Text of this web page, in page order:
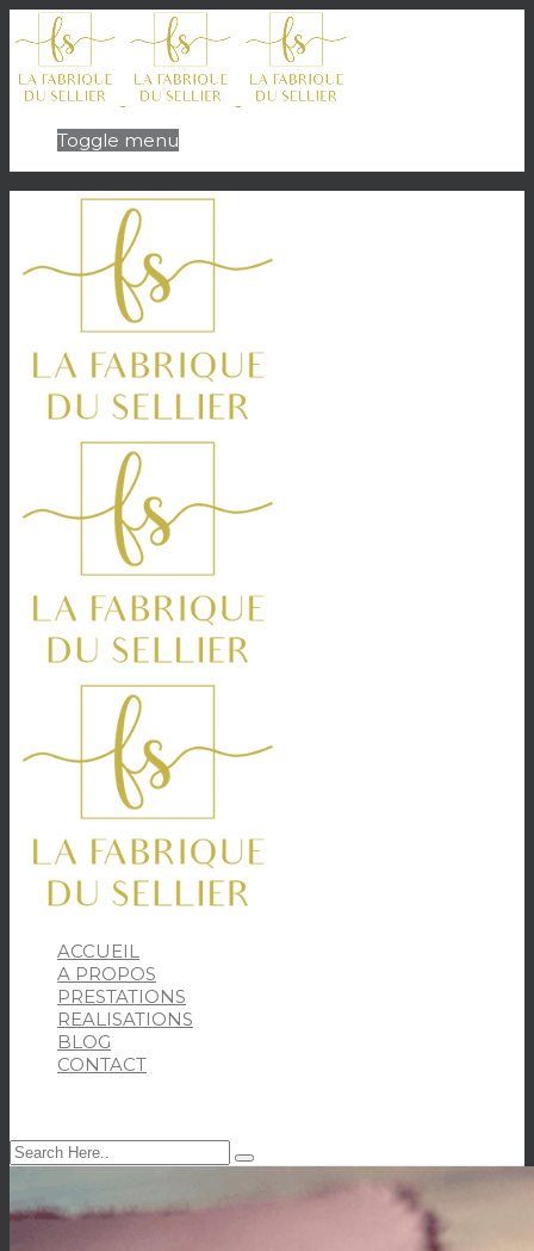
Toggle menu
ACCUEIL
A PROPOS
PRESTATIONS
REALISATIONS
BLOG
CONTACT